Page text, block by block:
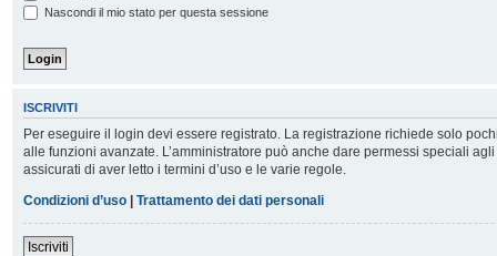
Nascondi il mio stato per questa sessione
ISCRIVITI
Per eseguire il login devi essere registrato. La registrazione richiede solo
alle funzioni avanzate. L’amministratore può anche dare permessi speciali
assicurati di aver letto i termini d’uso e le varie regole.
Condizioni d’uso | Trattamento dei dati personali
Iscriviti